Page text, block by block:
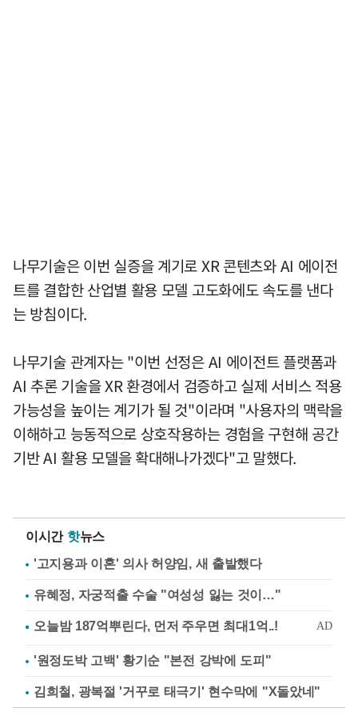
나무기술은 이번 실증을 계기로 XR 콘텐츠와 AI 에이전
트를 결합한 산업별 활용 모델 고도화에도 속도를 낸다
는 방침이다.
나무기술 관계자는 "이번 선정은 AI 에이전트 플랫폼과
AI 추론 기술을 XR 환경에서 검증하고 실제 서비스 적용
가능성을 높이는 계기가 될 것"이라며 "사용자의 맥락을
이해하고 능동적으로 상호작용하는 경험을 구현해 공간
기반 AI 활용 모델을 확대해나가겠다"고 말했다.
이시간 핫뉴스
'고지용과 이혼' 의사 허양임, 새 출발했다
유혜정, 자궁적출 수술 "여성성 잃는 것이…"
'원정도박 고백' 황기순 "본전 강박에 도피"
김희철, 광복절 '거꾸로 태극기' 현수막에 "X돌았네"